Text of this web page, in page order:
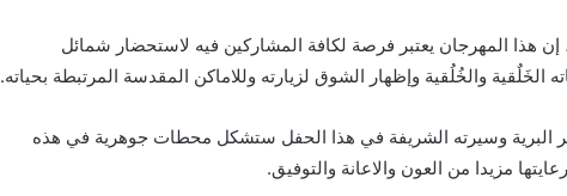
إن هذا المهرجان يعتبر فرصة لكافة المشاركين فيه لاستحضار شمائل
والخُلُقية وإظهار الشوق لزيارته وللاماكن المقدسة المرتبطة بحياته.
البرية وسيرته الشريفة في هذا الحفل ستشكل محطات جوهرية في هذه
مزيدا من العون والاعانة والتوفيق.